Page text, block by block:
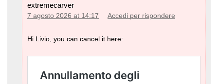
extremecarver
7 agosto 2026 at 14:17 Accedi per rispondere
Hi Livio, you can cancel it here: